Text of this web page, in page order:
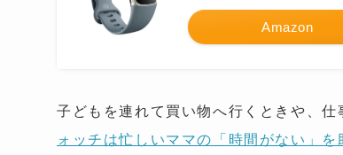
Amazon
子どもを連れて買い物へ行くときや、
ォッチは忙しいママの「時間がない」を